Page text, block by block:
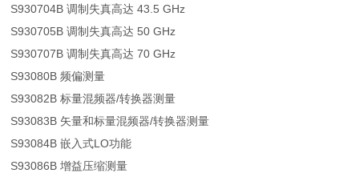
S930704B 调制失真高达 43.5 GHz
S930705B 调制失真高达 50 GHz
S930707B 调制失真高达 70 GHz
S93080B 频偏测量
S93082B 标量混频器/转换器测量
S93083B 矢量和标量混频器/转换器测量
S93084B 嵌入式LO功能
S93086B 增益压缩测量